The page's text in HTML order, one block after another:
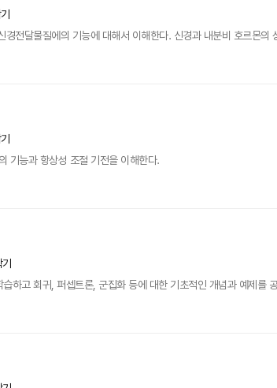
경전달물질에의 기능에 대해서 이해한다. 신경과 내분비 호르몬
기능과 항상성 조절 기전을 이해한다.
하고 회귀, 퍼셉트론, 군집화 등에 대한 기초적인 개념과 예제를